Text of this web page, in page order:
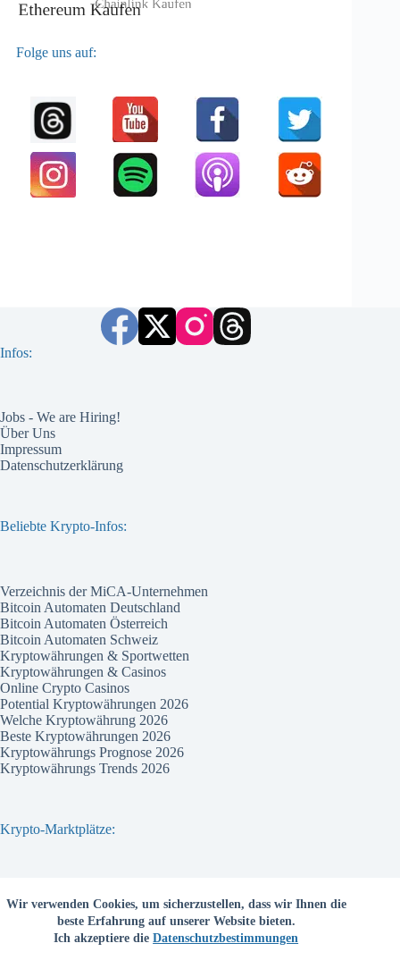
Wir verwenden Cookies, um sicherzustellen, dass wir Ihnen die
beste Erfahrung auf unserer Website bieten.
Ich akzeptiere dieDatenschutzbestimmungen
Folge uns auf:
Infos:
Jobs - We are Hiring!
Über Uns
Impressum
Datenschutzerklärung
Beliebte Krypto-Infos:
Verzeichnis der MiCA-Unternehmen
Bitcoin Automaten Deutschland
Bitcoin Automaten Österreich
Bitcoin Automaten Schweiz
Kryptowährungen & Sportwetten
Kryptowährungen & Casinos
Online Crypto Casinos
Potential Kryptowährungen 2026
Welche Kryptowährung 2026
Beste Kryptowährungen 2026
Kryptowährungs Prognose 2026
Kryptowährungs Trends 2026
Krypto-Marktplätze:
Bitpanda
Bitcoin.de